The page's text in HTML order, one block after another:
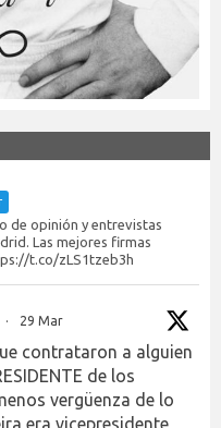
de opinión y entrevistas
Las mejores firmas
t.co/zLS1tzeb3h
· 29 Mar
contrataron a alguien
de los
vergüenza de lo
era vicepresidente